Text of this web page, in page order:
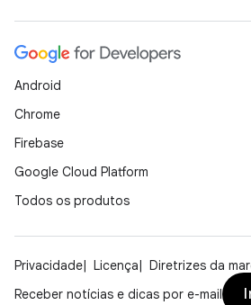
Android
Chrome
Firebase
Google Cloud Platform
Todos os produtos
Privacidade Licença Diretrizes da
Receber notícias e dicas por e-mail